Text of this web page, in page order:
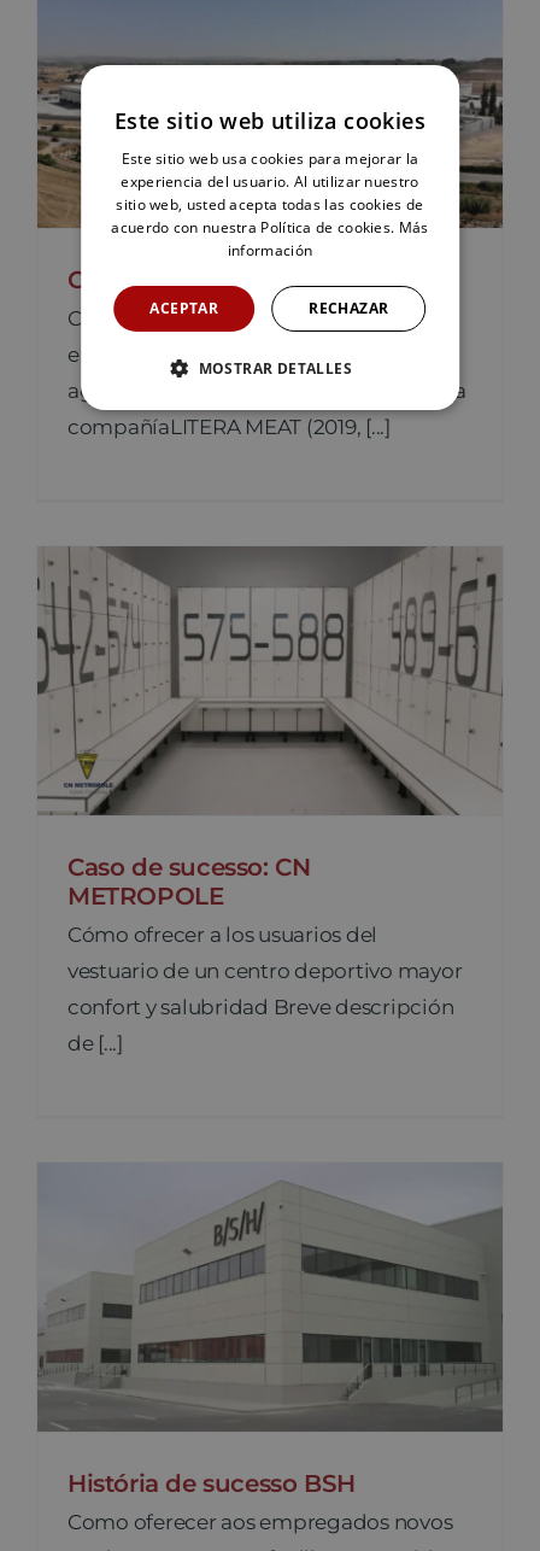
Caso de sucesso: LITERA MEAT
Cómo cumplir con la normativa laboral
en el vestuario de una empresa
agroalimentaria Breve descripción de la
compañíaLITERA MEAT (2019, [...]
Caso de sucesso: CN
METROPOLE
Cómo ofrecer a los usuarios del
vestuario de un centro deportivo mayor
confort y salubridad Breve descripción
de [...]
História de sucesso BSH
Como oferecer aos empregados novos
Este sitio web utiliza cookies
Este sitio web usa cookies para mejorar la
experiencia del usuario. Al utilizar nuestro
sitio web, usted acepta todas las cookies de
acuerdo con nuestra Política de cookies. Más
información
ACEPTAR RECHAZAR
MOSTRAR DETALLES